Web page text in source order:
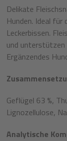
Delikate
Hunden. Ideal für
Leckerbissen.
und unterstützen
Ergänzendes
Geflügel 63 %,
Lignozellulose,
Analytische